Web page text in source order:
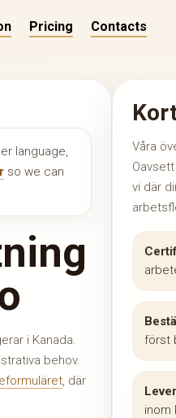
Pricing Contacts
language,
so we can
i Kanada.
behov.
, där
Våra
vi där
först
inom